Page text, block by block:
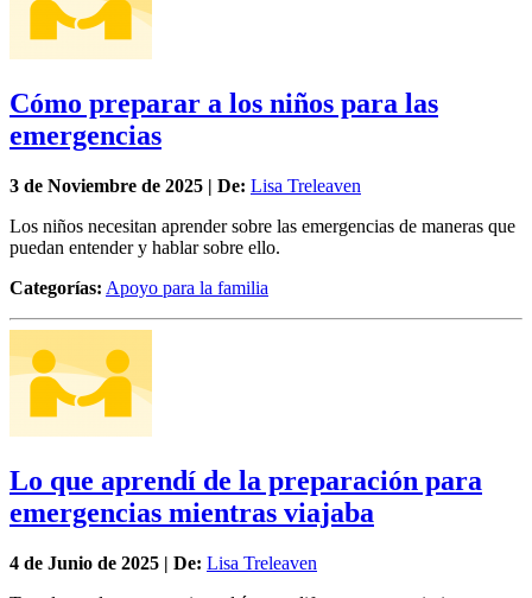
Cómo preparar a los niños para las
emergencias
3 de Noviembre de 2025 | De: Lisa Treleaven
Los niños necesitan aprender sobre las emergencias de maneras que
puedan entender y hablar sobre ello.
Categorías: Apoyo para la familia
Lo que aprendí de la preparación para
emergencias mientras viajaba
4 de Junio de 2025 | De: Lisa Treleaven